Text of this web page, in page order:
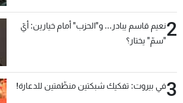
2نعيم قاسم يبادر... و"الحزب" أمام خيارين: أيّ
"سمّ" يختار؟
3في بيروت: تفكيك شبكتين منظّمتين للدعارة!